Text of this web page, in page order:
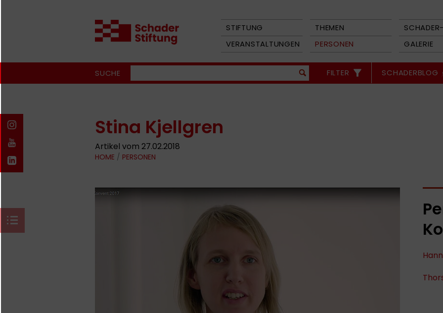
STIFTUNG THEMEN
VERANSTALTUNGEN
PERSONEN GALERIE
SUCHE FILTER SCHADERBLOG
Stina Kjellgren
Artikel vom 27.02.2018
HOME / PERSONEN